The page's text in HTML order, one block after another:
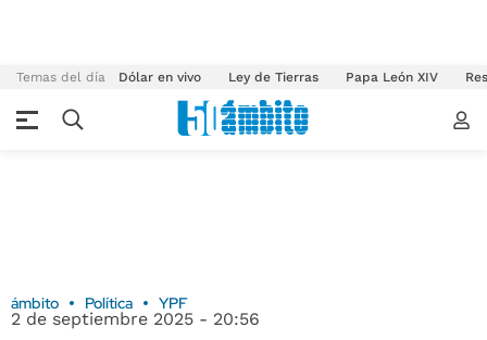
Temas del día Dólar en vivo Ley de Tierras Papa León XIV
ámbito Política YPF
2 de septiembre 2025 - 20:56